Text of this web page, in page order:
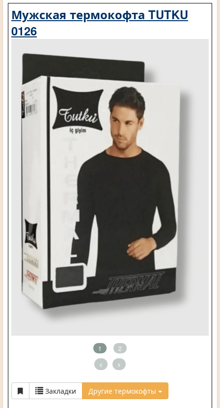
Мужская термокофта TUTKU
0126
1 2
< >
Закладки Другие термокофты